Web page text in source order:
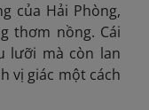
của Hải Phòng,
thơm nồng. Cái
lưỡi mà còn lan
vị giác một cách